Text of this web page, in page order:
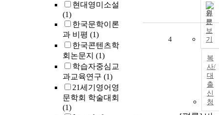
현대영미소설
(1)
한국문학이론
과 비평 (1)
한국콘텐츠학
회논문지 (1)
학습자중심교
과교육연구 (1)
21세기영어영
문학회 학술대회
(1)
원
문
보
기
복
사/
대
출
신
청
4